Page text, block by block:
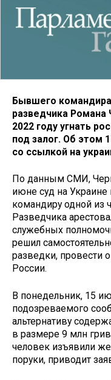
Бывшего
разведчика Романа
2022 году угнать
под залог. Об этом
со ссылкой на
По данным СМИ,
июне суд на
командиру одной из
Разведчика
служебных
решил
разведки, провести
России.
В понедельник, 15
подозреваемого
альтернативу
в размере 9 млн
человек изъявили
поруки, приводит